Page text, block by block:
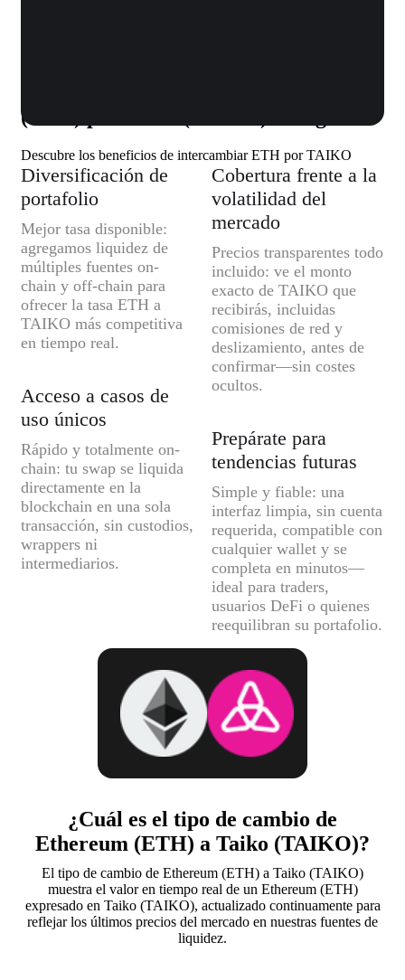
(ETH) por Taiko (TAIKO) en Xgram
Descubre los beneficios de intercambiar ETH por TAIKO
Diversificación de
portafolio
Mejor tasa disponible:
agregamos liquidez de
múltiples fuentes on-
chain y off-chain para
ofrecer la tasa ETH a
TAIKO más competitiva
en tiempo real.
Acceso a casos de
uso únicos
Rápido y totalmente on-
chain: tu swap se liquida
directamente en la
blockchain en una sola
transacción, sin custodios,
wrappers ni
intermediarios.
Cobertura frente a la
volatilidad del
mercado
Precios transparentes todo
incluido: ve el monto
exacto de TAIKO que
recibirás, incluidas
comisiones de red y
deslizamiento, antes de
confirmar—sin costes
ocultos.
Prepárate para
tendencias futuras
Simple y fiable: una
interfaz limpia, sin cuenta
requerida, compatible con
cualquier wallet y se
completa en minutos—
ideal para traders,
usuarios DeFi o quienes
reequilibran su portafolio.
¿Cuál es el tipo de cambio de
Ethereum (ETH) a Taiko (TAIKO)?
El tipo de cambio de Ethereum (ETH) a Taiko (TAIKO)
muestra el valor en tiempo real de un Ethereum (ETH)
expresado en Taiko (TAIKO), actualizado continuamente para
reflejar los últimos precios del mercado en nuestras fuentes de
liquidez.